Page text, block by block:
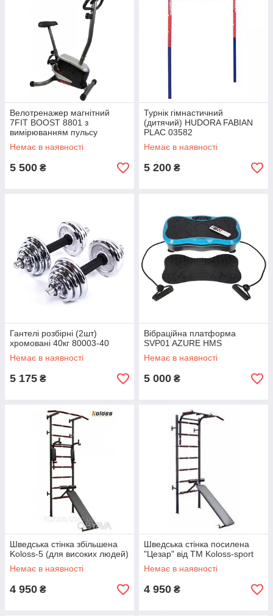
Велотренажер магнітний
7FIT BOOST 8801 з
вимірюванням пульсу
(7F8801)
Немає в наявності
5 500 ₴
Турнік гімнастичний
(дитячий) HUDORA FABIAN
PLAC 03582
Немає в наявності
5 200 ₴
Гантелі розбірні (2шт)
хромовані 40кг 80003-40
Немає в наявності
5 175 ₴
Вібраційна платформа
SVP01 AZURE HMS
Немає в наявності
5 000 ₴
Шведська стінка збільшена
Koloss-5 (для високих людей)
Немає в наявності
4 950 ₴
Шведська стінка посилена
"Цезар" від ТМ Koloss-sport
Немає в наявності
4 950 ₴